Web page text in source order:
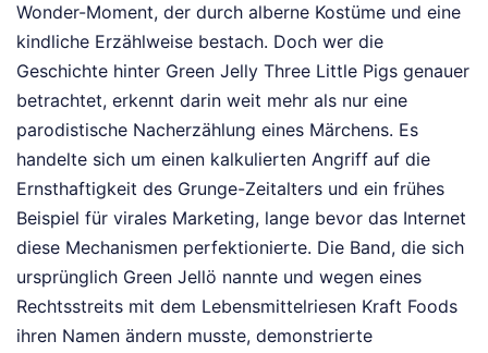
Wonder-Moment, der durch alberne Kostüme und eine
kindliche Erzählweise bestach. Doch wer die
Geschichte hinter Green Jelly Three Little Pigs genauer
betrachtet, erkennt darin weit mehr als nur eine
parodistische Nacherzählung eines Märchens. Es
handelte sich um einen kalkulierten Angriff auf die
Ernsthaftigkeit des Grunge-Zeitalters und ein frühes
Beispiel für virales Marketing, lange bevor das Internet
diese Mechanismen perfektionierte. Die Band, die sich
ursprünglich Green Jellö nannte und wegen eines
Rechtsstreits mit dem Lebensmittelriesen Kraft Foods
ihren Namen ändern musste, demonstrierte